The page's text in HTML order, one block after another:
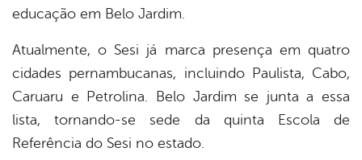
educação em Belo Jardim.
Atualmente, o Sesi já marca presença em quatro
cidades pernambucanas, incluindo Paulista, Cabo,
Caruaru e Petrolina. Belo Jardim se junta a essa
lista, tornando-se sede da quinta Escola de
Referência do Sesi no estado.